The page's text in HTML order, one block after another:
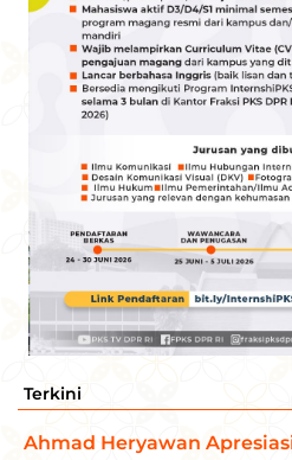
Terkini
Ahmad Heryawan